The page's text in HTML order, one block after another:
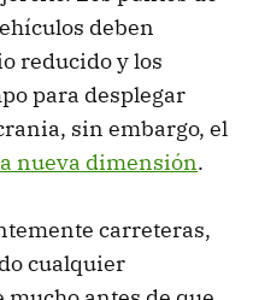
deben
reducido y los
para desplegar
sin embargo, el
nueva dimensión.
carreteras,
cualquier